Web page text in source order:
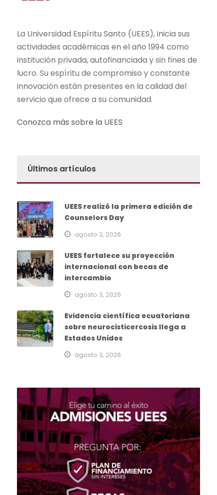
La Universidad Espíritu Santo (UEES), inicia sus
actividades académicas en el año 1994 como
institución privada, autofinanciada y sin fines de
lucro. Su espíritu de compromiso y constante
innovación están presentes en la calidad del
servicio que ofrece a su comunidad.
Conozca más sobre la UEES
Últimos artículos
UEES realizó la primera edición de
Counselors Day
agosto 3, 2026
UEES fortalece su proyección
internacional con becas de
intercambio
agosto 3, 2026
Evidencia científica ecuatoriana
sobre neurocisticercosis llega a
Estados Unidos
agosto 3, 2026